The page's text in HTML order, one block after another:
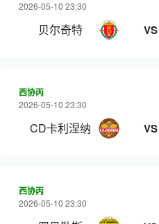
2026-05-10 23:30
贝尔奇特 VS
西协丙
2026-05-10 23:30
CD卡利涅纳 VS
西协丙
2026-05-10 23:30